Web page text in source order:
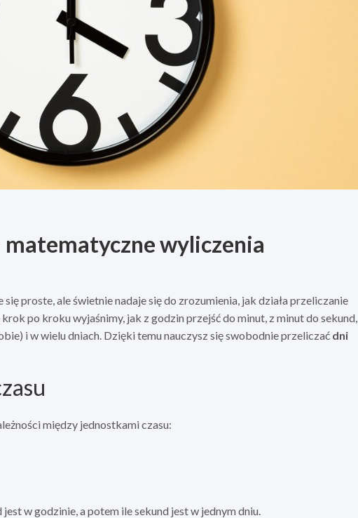
matematyczne wyliczenia
proste, ale świetnie nadaje się do zrozumienia, jak działa przeliczanie
po kroku wyjaśnimy, jak z godzin przejść do minut, z minut do sekund,
i w wielu dniach. Dzięki temu nauczysz się swobodnie przeliczać dni
między jednostkami czasu:
w godzinie, a potem ile sekund jest w jednym dniu.